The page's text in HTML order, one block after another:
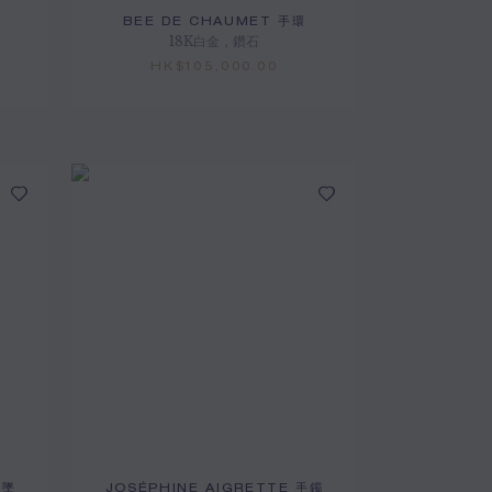
BEE DE CHAUMET 手環
18K白金，鑽石
HK$105,000.00
JOSÉPHINE AIGRETTE 手鐲